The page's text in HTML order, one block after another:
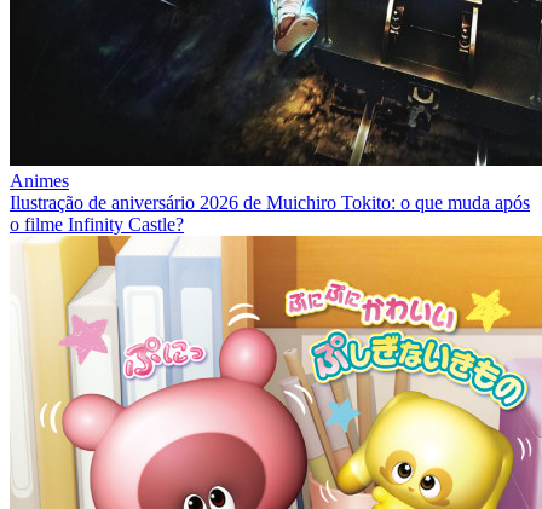
Animes
Ilustração de aniversário 2026 de Muichiro Tokito: o que muda após
o filme Infinity Castle?